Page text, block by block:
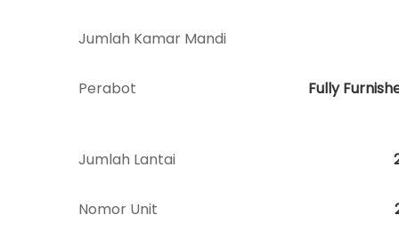
Jumlah Kamar Mandi
Perabot Fully
Jumlah Lantai
Nomor Unit